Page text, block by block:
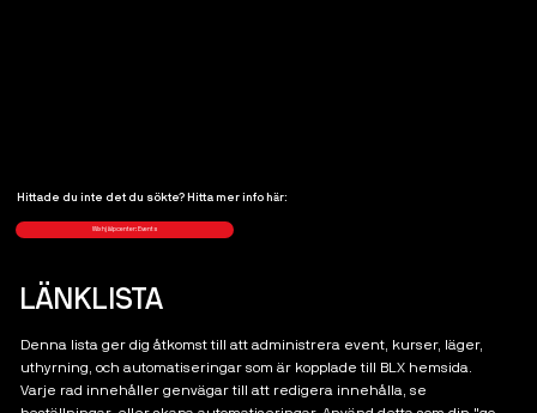
Hittade du inte det du sökte? Hitta mer info här:
Wix hjälpcenter: Events
LÄNKLISTA
Denna lista ger dig åtkomst till att administrera event, kurser, läger,
uthyrning, och automatiseringar som är kopplade till BLX hemsida.
Varje rad innehåller genvägar till att redigera innehålla, se